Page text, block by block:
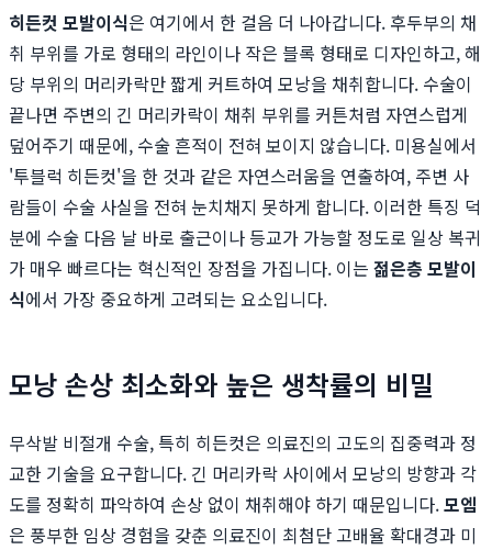
히든컷 모발이식은 여기에서 한 걸음 더 나아갑니다. 후두부의 채
취 부위를 가로 형태의 라인이나 작은 블록 형태로 디자인하고, 해
당 부위의 머리카락만 짧게 커트하여 모낭을 채취합니다. 수술이
끝나면 주변의 긴 머리카락이 채취 부위를 커튼처럼 자연스럽게
덮어주기 때문에, 수술 흔적이 전혀 보이지 않습니다. 미용실에서
'투블럭 히든컷'을 한 것과 같은 자연스러움을 연출하여, 주변 사
람들이 수술 사실을 전혀 눈치채지 못하게 합니다. 이러한 특징 덕
분에 수술 다음 날 바로 출근이나 등교가 가능할 정도로 일상 복귀
가 매우 빠르다는 혁신적인 장점을 가집니다. 이는 젊은층 모발이
식에서 가장 중요하게 고려되는 요소입니다.
모낭 손상 최소화와 높은 생착률의 비밀
무삭발 비절개 수술, 특히 히든컷은 의료진의 고도의 집중력과 정
교한 기술을 요구합니다. 긴 머리카락 사이에서 모낭의 방향과 각
도를 정확히 파악하여 손상 없이 채취해야 하기 때문입니다.모엠
은 풍부한 임상 경험을 갖춘 의료진이 최첨단 고배율 확대경과 미